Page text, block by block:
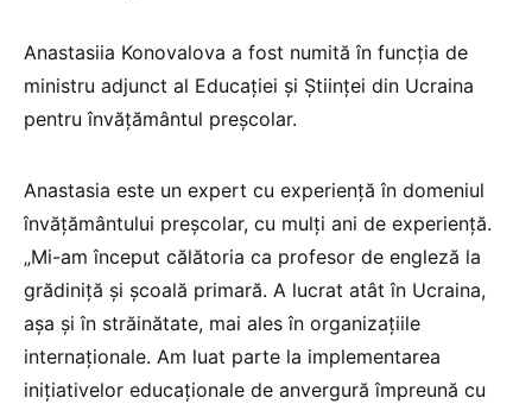
Anastasiia Konovalova a fost numită în funcția de
ministru adjunct al Educației și Științei din Ucraina
pentru învățământul preșcolar.
Anastasia este un expert cu experiență în domeniul
învățământului preșcolar, cu mulți ani de experiență.
„Mi-am început călătoria ca profesor de engleză la
grădiniță și școală primară. A lucrat atât în Ucraina,
așa și în străinătate, mai ales în organizațiile
internaționale. Am luat parte la implementarea
inițiativelor educaționale de anvergură împreună cu